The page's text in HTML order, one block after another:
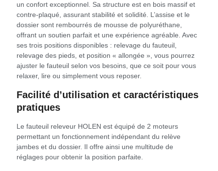
un confort exceptionnel. Sa structure est en bois massif et
contre-plaqué, assurant stabilité et solidité. L’assise et le
dossier sont rembourrés de mousse de polyuréthane,
offrant un soutien parfait et une expérience agréable. Avec
ses trois positions disponibles : relevage du fauteuil,
relevage des pieds, et position « allongée », vous pourrez
ajuster le fauteuil selon vos besoins, que ce soit pour vous
relaxer, lire ou simplement vous reposer.
Facilité d’utilisation et caractéristiques
pratiques
Le fauteuil releveur HOLEN est équipé de 2 moteurs
permettant un fonctionnement indépendant du relève
jambes et du dossier. Il offre ainsi une multitude de
réglages pour obtenir la position parfaite.